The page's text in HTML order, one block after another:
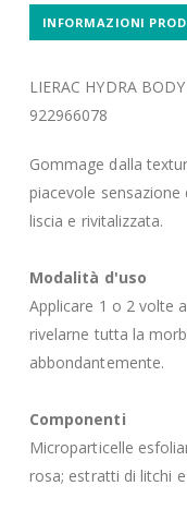
INFORMAZIONI
LIERAC HYDRA
922966078
Gommage dalla
piacevole
liscia e rivitalizzata.
Modalità d'uso
Applicare 1 o 2 volte
rivelarne tutta la
abbondantemente.
Componenti
Microparticelle
rosa; estratti di litchi